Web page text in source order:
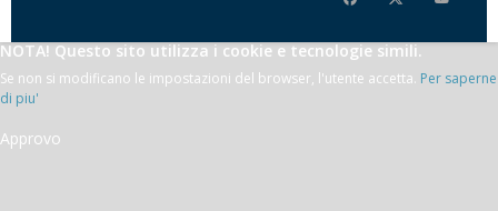
NOTA! Questo sito utilizza i cookie e tecnologie simili.
Se non si modificano le impostazioni del browser, l'utente accetta. Per saperne
di piu'
Approvo